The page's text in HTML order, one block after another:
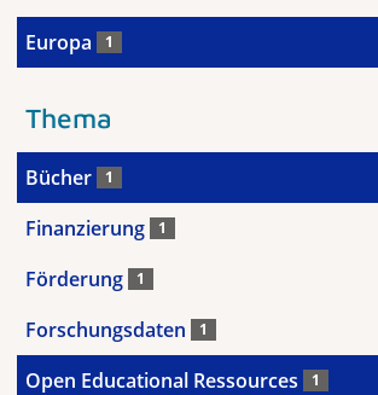
Europa 1
Thema
Bücher 1
Finanzierung 1
Förderung 1
Forschungsdaten 1
Open Educational Ressources 1